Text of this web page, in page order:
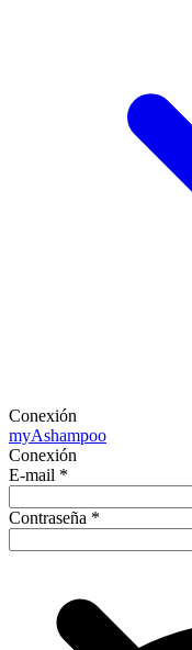
Conexión
myAshampoo
Conexión
E-mail *
Contraseña *